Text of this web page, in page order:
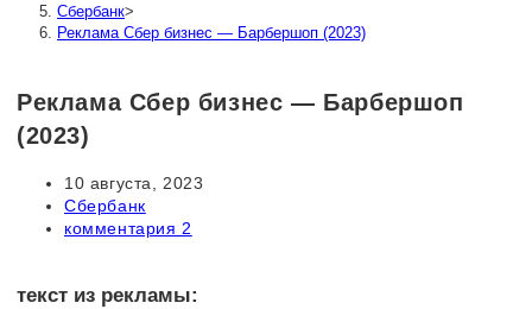
Сбербанк>
Реклама Сбер бизнес — Барбершоп (2023)
Реклама Сбер бизнес — Барбершоп
(2023)
Запись
опубликована:
10 августа, 2023
Рубрика
записи:
Сбербанк
Комментарии
комментария 2
текст из рекламы: